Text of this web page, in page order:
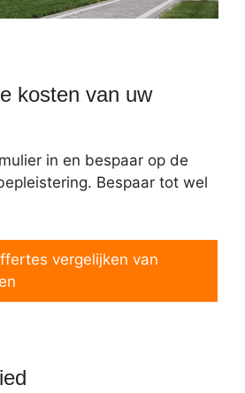
kosten van uw
in en bespaar op de
Bespaar tot wel
vergelijken van